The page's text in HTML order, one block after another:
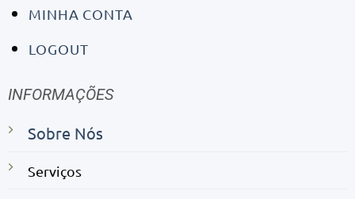
MINHA CONTA
LOGOUT
INFORMAÇÕES
Sobre Nós
Serviços